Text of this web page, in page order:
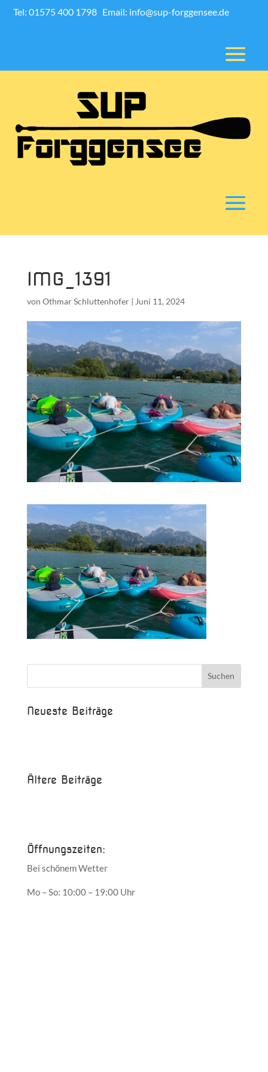
Tel: 01575 400 1798 Email: info@sup-forggensee.de
IMG_1391
von Othmar Schluttenhofer| Juni 11, 2024
Neueste Beiträge
Ältere Beiträge
Öffnungszeiten:
Bei schönem Wetter
Mo – So: 10:00 – 19:00 Uhr